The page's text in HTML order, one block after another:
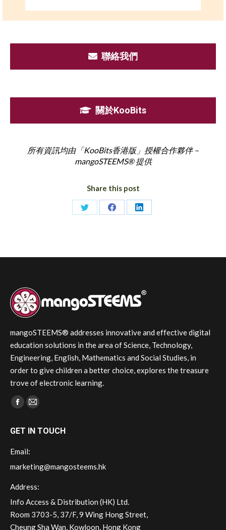
聯絡我們
關於KooBits
所有資訊均由「KooBits香港版」授權合作夥伴 –
mangoSTEEMS® 提供
Share this post
Share
Share
Share
mangoSTEEMS® addresses innovative and effective digital
education solutions in the area of Science, Technology,
Engineering, English, Mathematics and Social Studies, in
order to give children a better choice, explores the treasure
trove of electronic learning.
Find us on:
Facebook
opens
window
Mail
opens
window
GET IN TOUCH
Email:
marketing@mangosteems.hk
Address:
Info Access & Distribution (HK) Ltd.
Room 3703-5, 37/F, 9 Wing Hong Street,
Cheung Sha Wan, Kowloon, Hong Kong